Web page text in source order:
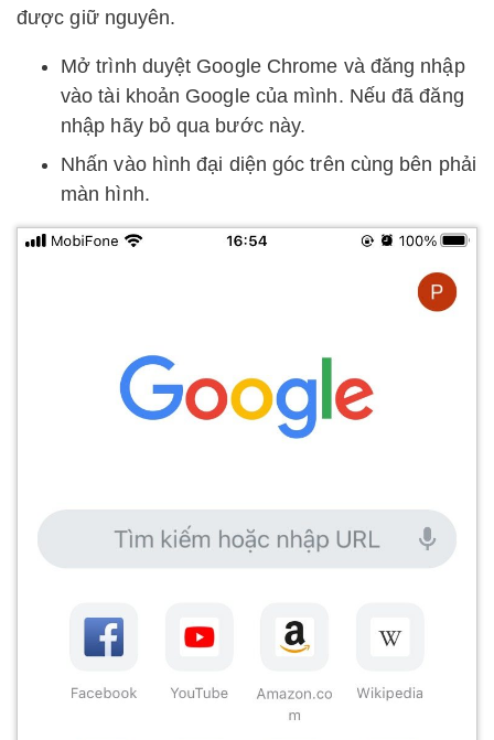
được giữ nguyên.
Mở trình duyệt Google Chrome và đăng nhập
vào tài khoản Google của mình. Nếu đã đăng
nhập hãy bỏ qua bước này.
Nhấn vào hình đại diện góc trên cùng bên phải
màn hình.